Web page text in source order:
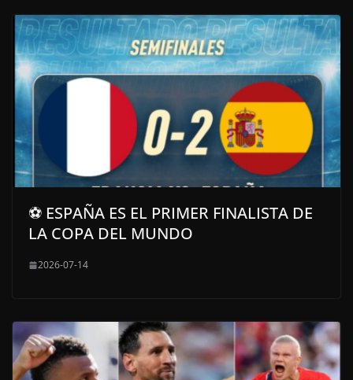
⚽ ESPAÑA ES EL PRIMER FINALISTA DE
LA COPA DEL MUNDO
2026-07-14